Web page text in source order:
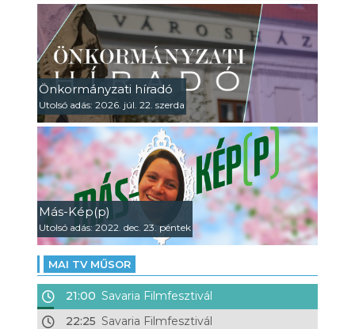
Önkormányzati híradó
Utolsó adás: 2026. júl. 22. szerda
Más-Kép(p)
Utolsó adás: 2022. dec. 23. péntek
MAI TV MŰSOR
21:00 Savaria Filmfesztivál
22:25 Savaria Filmfesztivál